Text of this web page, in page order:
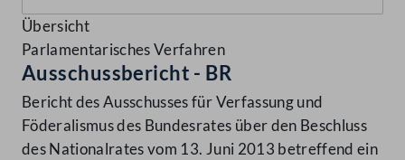
Übersicht
Parlamentarisches Verfahren
Ausschussbericht - BR
Bericht des Ausschusses für Verfassung und
Föderalismus des Bundesrates über den Beschluss
des Nationalrates vom 13. Juni 2013 betreffend ein